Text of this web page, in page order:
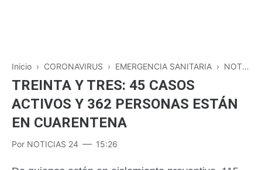
Inicio › CORONAVIRUS › EMERGENCIA SANITARIA › NOTICIAS
TREINTA Y TRES: 45 CASOS
ACTIVOS Y 362 PERSONAS ESTÁN
EN CUARENTENA
Por NOTICIAS 24 15:26